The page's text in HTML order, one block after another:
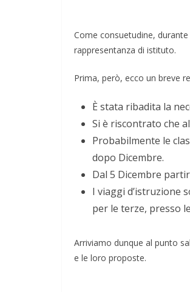
Come consuetudine,
rappresentanza di istituto.
Prima, però, ecco un breve
È stata ribadita la
Si è riscontrato che
Probabilmente le
dopo Dicembre.
Dal 5 Dicembre
I viaggi d’istruzione
per le terze, presso
Arriviamo dunque al punto
e le loro proposte.